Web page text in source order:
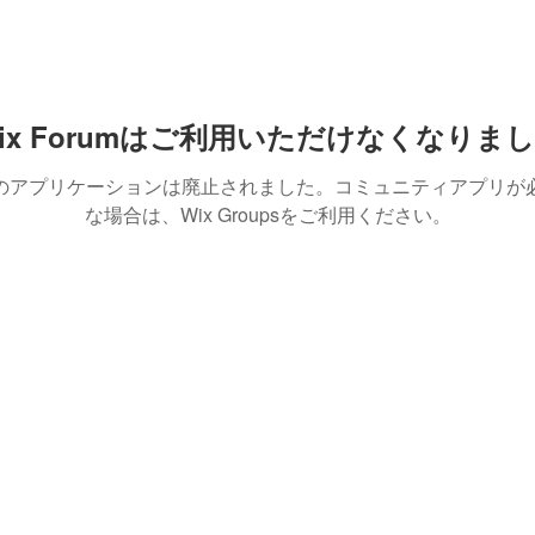
Forumはご利用いただけなくなりま
アプリケーションは廃止されました。コミュニティアプリが
な場合は、Wix Groupsをご利用ください。